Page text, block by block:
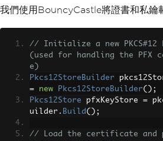
我們使用BouncyCastle將證書和私鑰
// Initialize a new PKCS#12
(used for handling the PFX
e)
Pkcs12StoreBuilder
=
new Pkcs12StoreBuilder();
Pkcs12Store pfxKeyStore =
uilder . Build ();
// Load the certificate and